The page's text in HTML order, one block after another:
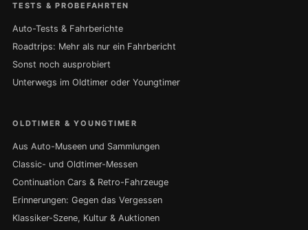
TESTS & PROBEFAHRTEN
Auto-Tests & Fahrberichte
Roadtrips: Mehr als nur ein Fahrbericht
Sonst noch ausprobiert
Unterwegs im Oldtimer oder Youngtimer
OLDTIMER & YOUNGTIMER
Aus Auto-Museen und Sammlungen
Classic- und Oldtimer-Messen
Continuation Cars & Retro-Fahrzeuge
Erinnerungen: Gegen das Vergessen
Klassiker-Szene, Kultur & Auktionen